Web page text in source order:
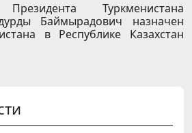
Туркменистана
Баймырадович назначен
в Республике Казахстан